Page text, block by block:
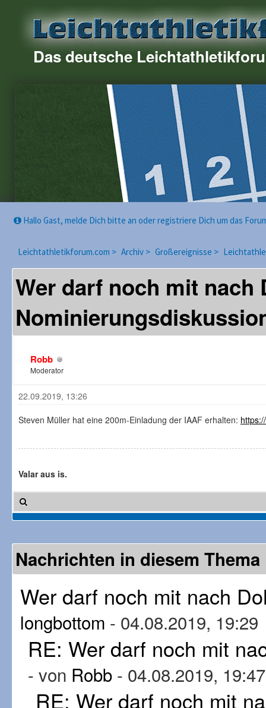
Das deutsche
Hallo Gast, melde Dich bitte an oder registriere Dich um das
Leichtathletikforum.com > Archiv > Großereignisse >
Wer darf noch mit nach
Robb
Moderator
22.09.2019, 13:26
Steven Müller hat eine 200m-Einladung der IAAF erhalten:
Valar aus is.
Nachrichten in diesem Thema
Wer darf noch mit nach
longbottom - 04.08.2019, 19:29
RE: Wer darf noch mit
- von Robb - 04.08.2019, 19:47
RE: Wer darf noch mit